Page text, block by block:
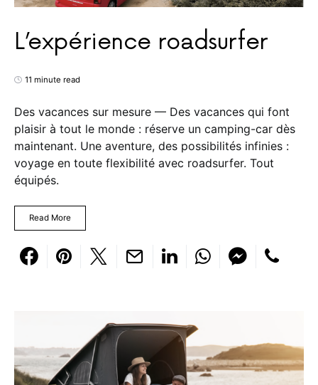
L’expérience roadsurfer
11 minute read
Des vacances sur mesure — Des vacances qui font
plaisir à tout le monde : réserve un camping-car dès
maintenant. Une aventure, des possibilités infinies :
voyage en toute flexibilité avec roadsurfer. Tout
équipés.
Read More